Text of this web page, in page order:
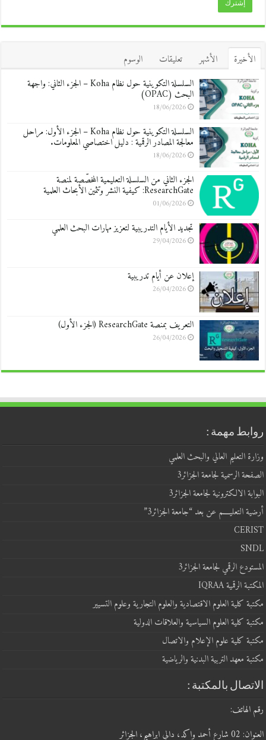
الأخيرة الأشهر تعليقات
الوسوم
السلسلة التكوينية حول نظام Koha – الجزء الثاني: واجهة
البحث (OPAC)
18/06/2026
السلسلة التكوينية حول نظام Koha – الجزء الأول: مراحل
معالجة المصادر الرقمية : دليل اختصاصي المعلومات.
18/06/2026
الجزء الثاني من السلسلة التعليمية المخصّصة لمنصة
ResearchGate: كيفية النشر وتثمين الأبحاث العلمية
01/06/2026
تجديد الأيام التدريبية لتعزيز مهارات البحث العلمي
29/04/2026
إعلان عن أيام تدريبية
26/04/2026
التعريف بمنصة ResearchGate (الجزء الأول)
26/04/2026
روابط مهمة :
وزارة التعليم العالي والبحث العلمي
الصفحة الرسمية لجامعة الجزائر3
البوابة الالكترونية لجامعة الجزائر3
أرضية التعليــــم عن بعد “جامعة الجزائر3”
CERIST
SNDL
المستودع الرقمي لجامعة الجزائر3
المكتبة الرقمية IQRAA
مكتبة كلية العلوم الاقتصادية والعلوم التجارية وعلوم التسيير
مكتبة كلية العلوم السياسية والعلاقات الدولية
مكتبة كلية علوم الإعلام والاتصال
مكتبة معهد التربية البدنية والرياضية
الاتصال بالمكتبة :
رقم الهاتف:
العنوان: 02 شارع أحمد واكد، دالي ابراهيم، الجزائر